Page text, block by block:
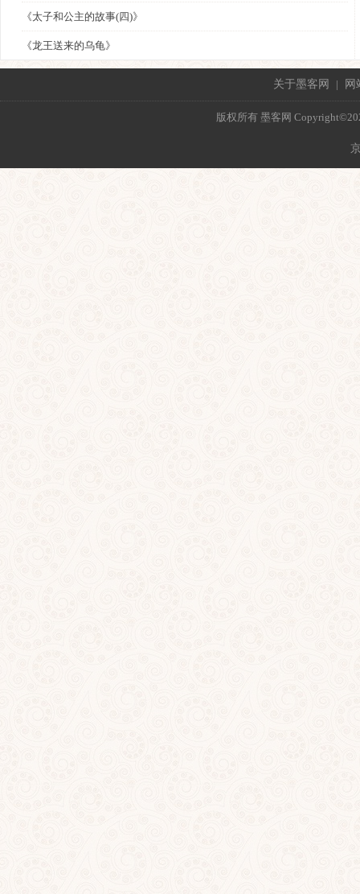
《太子和公主的故事(四)》
《龙王送来的乌龟》
关于墨客网 | 网
版权所有 墨客网